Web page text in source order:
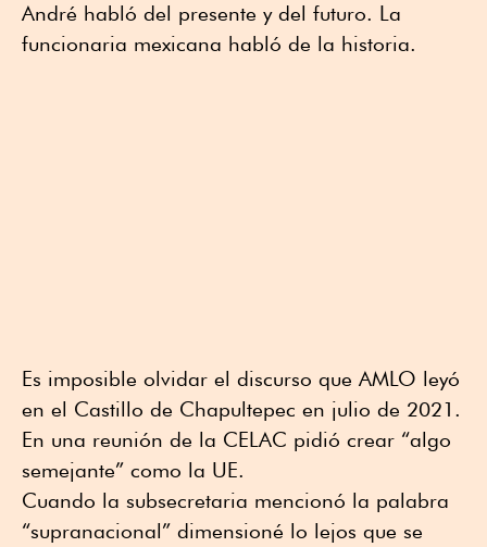
André habló del presente y del futuro. La
funcionaria mexicana habló de la historia.
Es imposible olvidar el discurso que AMLO leyó
en el Castillo de Chapultepec en julio de 2021.
En una reunión de la CELAC pidió crear “algo
semejante” como la UE.
Cuando la subsecretaria mencionó la palabra
“supranacional” dimensioné lo lejos que se